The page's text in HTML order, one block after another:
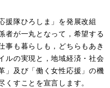
援隊ひろしま」を発展改組
者が一丸となって，希望する
事も暮らしも，どちらもあき
ルの実現と，地域経済・社会
」及び「働く女性応援」の機
すことを宣言します。